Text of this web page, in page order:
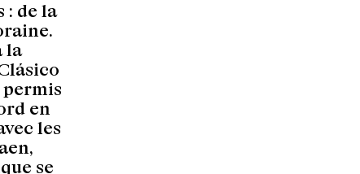
: de la
la
en
les
se